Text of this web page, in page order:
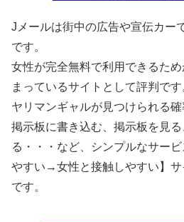
Jメールは街中の広告や宣伝カー
です。
女性が完全無料で利用できるた
まっているサイトとして評判で
ヤリマンギャルが見つけられる確
掲示板に書き込む、掲示板を見
る・・・など、シンプルなサー
やすい→女性と接触しやすい】
です。